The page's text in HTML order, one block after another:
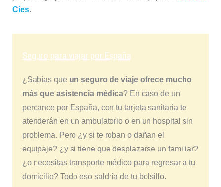
Cíes.
Seguro para viajar por España
¿Sabías que un seguro de viaje ofrece mucho
más que asistencia médica? En caso de un
percance por España, con tu tarjeta sanitaria te
atenderán en un ambulatorio o en un hospital sin
problema. Pero ¿y si te roban o dañan el
equipaje? ¿y si tiene que desplazarse un familiar?
¿o necesitas transporte médico para regresar a tu
domicilio? Todo eso saldría de tu bolsillo.